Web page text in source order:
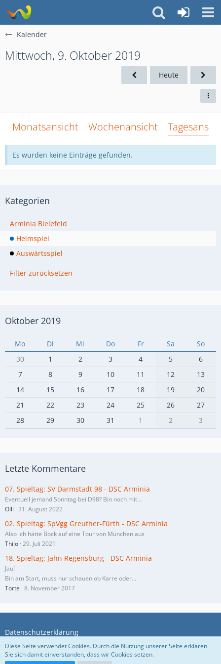
Kalender
Mittwoch, 9. Oktober 2019
Heute
Monatsansicht Wochenansicht
Es wurden keine Einträge gefunden.
Kategorien
Arminia Bielefeld
Heimspiel
Auswärtsspiel
Filter zurücksetzen
Oktober 2019
Mo Di Mi Do Fr Sa
So
30
1 2 3 4 5
6
7
8 9 10 11 12
13
14
15 16 17 18 19
20
21
22 23 24 25 26
27
28
29 30 31 1 2 3
Letzte Kommentare
07. Spieltag: SV Darmstadt 98 - DSC Arminia
Eventuell jemand Sonntag bei D98? Bin noch mit…
Olli 31. August 2022
02. Spieltag: SpVgg Greuther-Fürth - DSC Arminia
Also ich hätte Bock auf eine Tour von München aus
Thilo 29. Juli 2021
18. Spieltag: Jahn Regensburg - DSC Arminia
Jau!
Bin am Start, muss nur schauen ob Karre oder…
Torte 8. November 2017
Datenschutzerklärung
Diese Seite verwendet Cookies. Durch die Nutzung unserer Seite erklären
Sie sich damit einverstanden, dass wir Cookies setzen.